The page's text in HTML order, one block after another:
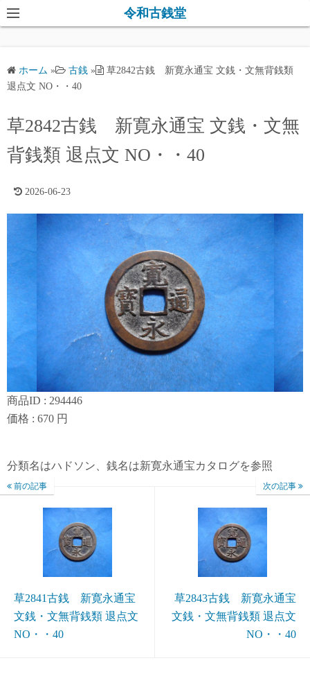
コ
ン
ツ
ス
キ
ッ
令和古銭堂
ホーム » 古銭 »
草2842古銭 新寛永通宝 文銭・文無背銭類
退点文 NO・・40
草2842古銭 新寛永通宝 文銭・文無
背銭類 退点文 NO・・40
2026-06-23
商品ID : 294446
価格 : 670 円
分類名はハドソン、銭名は新寛永通宝カタログを参照
前の記事
草2841古銭 新寛永通宝
文銭・文無背銭類 退点文
NO・・40
次の記事
草2843古銭 新寛永通宝
文銭・文無背銭類 退点文
NO・・40